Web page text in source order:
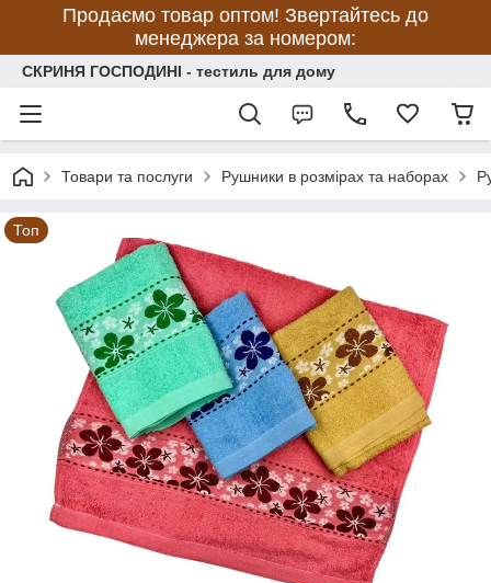
Продаємо товар оптом! Звертайтесь до
менеджера за номером:
СКРИНЯ ГОСПОДИНІ - тестиль для дому
Товари та послуги Рушники в розмірах та наборах
Топ